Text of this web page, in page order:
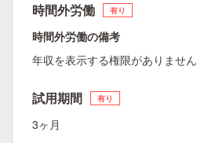
時間外労働 有り
時間外労働の備考
年収を表示する権限がありません
試用期間 有り
3ヶ月